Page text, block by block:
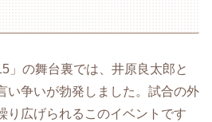
」の舞台裏では、井原良太郎と
い争いが勃発しました。試合の外
り広げられるこのイベントです